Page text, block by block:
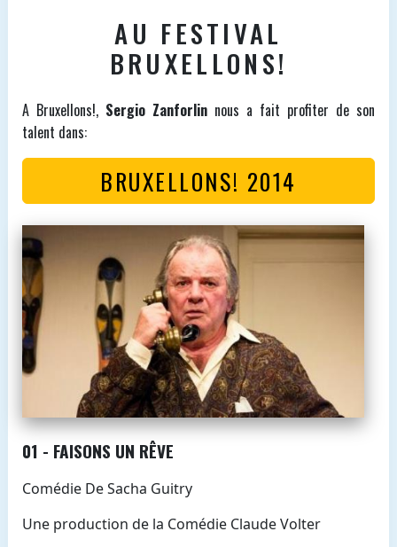
AU FESTIVAL
BRUXELLONS!
A Bruxellons!, Sergio Zanforlinnous a fait profiter de son
talent dans:
BRUXELLONS! 2014
01 - FAISONS UN RÊVE
Comédie De Sacha Guitry
Une production de la Comédie Claude Volter